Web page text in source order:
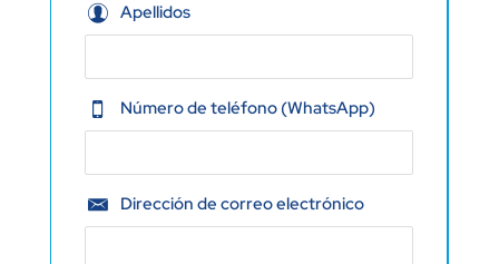
Apellidos
Número de teléfono (WhatsApp)
Dirección de correo electrónico